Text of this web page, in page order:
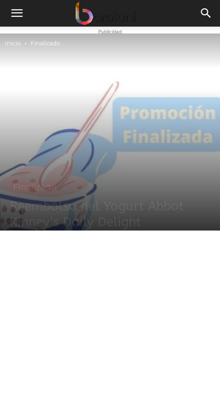
Publicidad
Inicio Finalizado
Finalizado
Reembolso del Yogurt Abbot
Kinney’s Daily Delight